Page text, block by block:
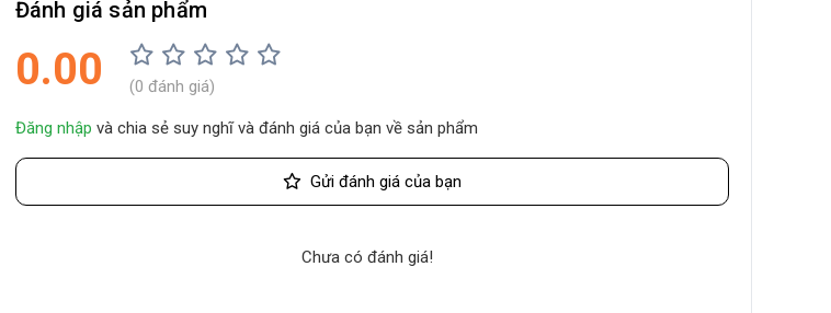
Đánh giá sản phẩm
0.00 (0 đánh giá)
Đăng nhập và chia sẻ suy nghĩ và đánh giá của bạn về sản phẩm
Gửi đánh giá của bạn
Chưa có đánh giá!